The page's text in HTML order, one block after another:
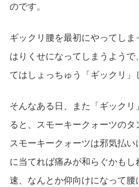
のです。
ギックリ腰を最初にやってし
はりくせになってしまうよう
てはしょっちゅう「ギックリ」
そんなある日、また「ギック
ると、スモーキークォーツのタ
スモーキークォーツは邪気払
に当てれば痛みが和らぐかも
速、なんとか仰向けになって腰